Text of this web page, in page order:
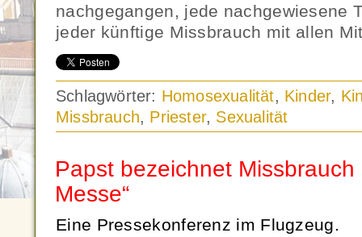
nachgegangen, jede nachgewiesene
jeder künftige Missbrauch mit allen
Schlagwörter: Homosexualität, Kinder,
Missbrauch, Priester, Sexualität
Papst bezeichnet Missbrauch
Messe“
Eine Pressekonferenz im Flugzeug.